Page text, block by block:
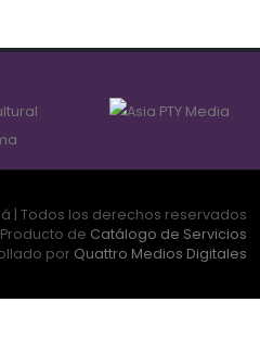
| Todos los derechos reservados
Producto de Catálogo de Servicios
por Quattro Medios Digitales